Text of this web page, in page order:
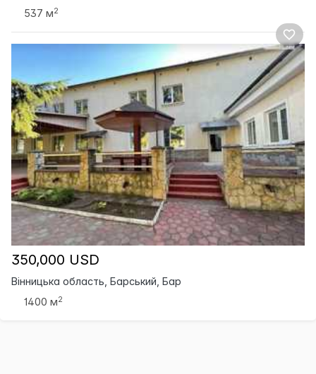
537 м2
350,000 USD
Вінницька область, Барський, Бар
1400 м2